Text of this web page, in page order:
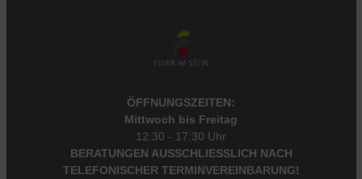
ÖFFNUNGSZEITEN:
Mittwoch bis Freitag
12:30 - 17:30 Uhr
BERATUNGEN AUSSCHLIESSLICH NACH
TELEFONISCHER TERMINVEREINBARUNG!